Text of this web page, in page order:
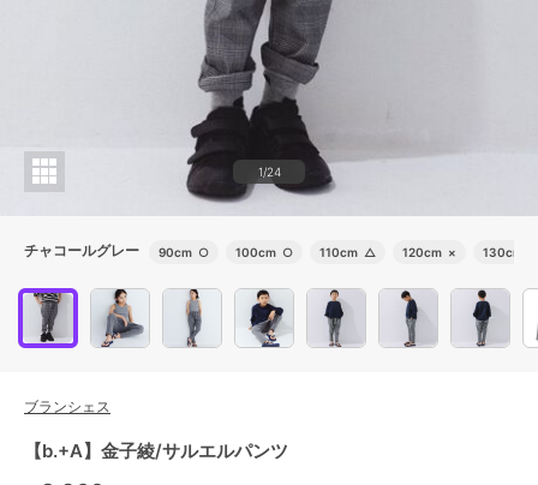
1/24
チャコールグレー 90cm ○ 100cm ○ 110cm △ 120cm × 130cm
ブランシェス
【b.+A】金子綾/サルエルパンツ